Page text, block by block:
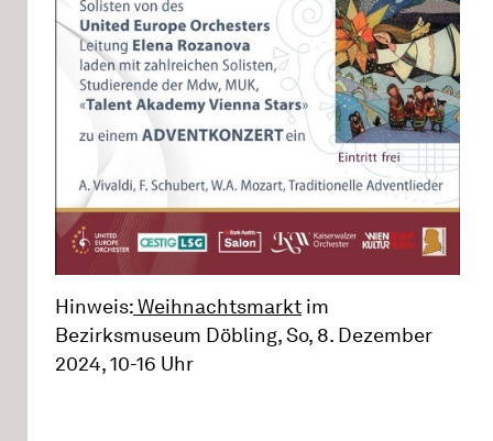
Hinweis:Weihnachtsmarkt im
Bezirksmuseum Döbling, So, 8. Dezember
2024, 10-16 Uhr